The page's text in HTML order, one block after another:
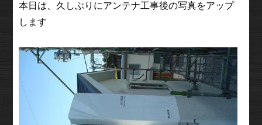
本日は、久しぶりにアンテナ工事後の写真をアップ
します